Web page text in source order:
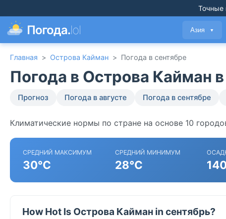
Точные
Погода.lol Азия ▼
Главная > Острова Кайман > Погода в сентябре
Погода в Острова Кайман
Прогноз Погода в августе Погода в сентябре
Климатические нормы по стране на основе 10
СРЕДНИЙ МАКСИМУМ
30°C
СРЕДНИЙ МИНИМУМ
28°C
How Hot Is Острова Кайман in сентябрь?